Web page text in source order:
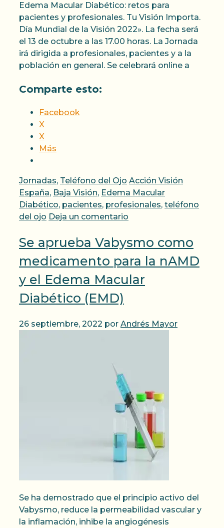
Edema Macular Diabético: retos para
pacientes y profesionales. Tu Visión Importa.
Día Mundial de la Visión 2022». La fecha será
el 13 de octubre a las 17.00 horas. La Jornada
irá dirigida a profesionales, pacientes y a la
población en general. Se celebrará online a
Comparte esto:
Facebook
X
X
Más
Categorías
Jornadas, Teléfono del Ojo Etiquetas
Acción Visión
España, Baja Visión, Edema Macular
Diabético, pacientes, profesionales, teléfono
del ojo Deja un comentario
Se aprueba Vabysmo como
medicamento para la nAMD
y el Edema Macular
Diabético (EMD)
26 septiembre, 2022 por Andrés Mayor
Se ha demostrado que el principio activo del
Vabysmo, reduce la permeabilidad vascular y
la inflamación, inhibe la angiogénesis